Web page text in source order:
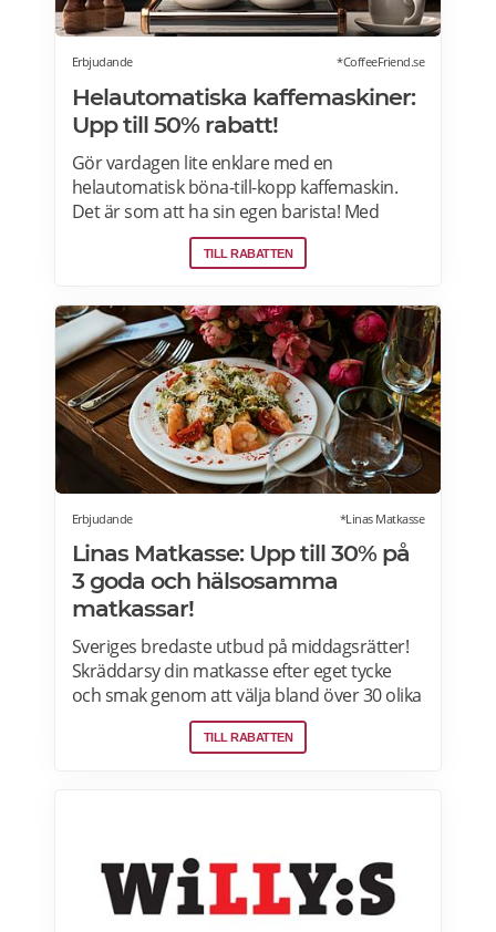
Erbjudande *CoffeeFriend.se
Helautomatiska kaffemaskiner:
Upp till 50% rabatt!
Gör vardagen lite enklare med en
helautomatisk böna-till-kopp kaffemaskin.
Det är som att ha sin egen barista! Med
kaffemaskiner har du möjlighet att finjustera
styrka, temperatur, arominställning
erbjudanden på kaffemaskiner här.
TILL RABATTEN
Erbjudande *Linas Matkasse
Linas Matkasse: Upp till 30% på
3 goda och hälsosamma
matkassar!
Sveriges bredaste utbud på middagsrätter!
Skräddarsy din matkasse efter eget tycke
och smak genom att välja bland över 30 olika
rätter – varje vecka! Din matkasse levereras
direkt till din dörr. Du kan skräddarsy din
TILL RABATTEN